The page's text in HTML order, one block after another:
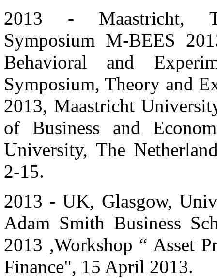
2013 - Maastricht,
Symposium M-BEES
Behavioral and
Symposium, Theory and
2013, Maastricht
of Business and
University, The
2-15.
2013 - UK, Glasgow,
Adam Smith Business
2013 ,Workshop “ Asset
Finance", 15 April 2013.